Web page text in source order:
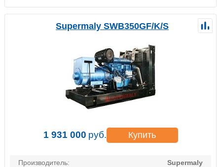
Supermaly SWB350GF/K/S
1 931 000 руб. Купить
Производитель:
Supermaly